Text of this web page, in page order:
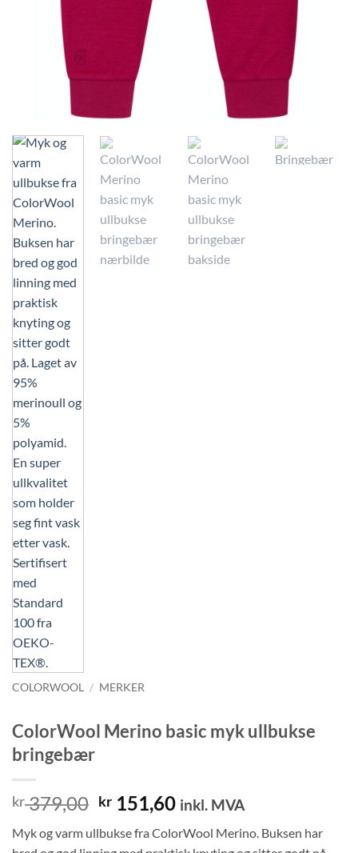
COLORWOOL / MERKER
ColorWool Merino basic myk ullbukse
bringebær
kr379,00 Opprinnelig
var:
kr 151,60Nåværende
er:
inkl. MVA
Myk og varm ullbukse fra ColorWool Merino. Buksen har